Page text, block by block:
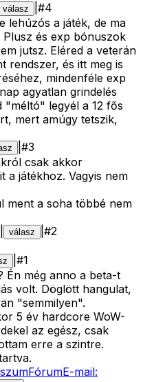
válasz #4
lehúzós a játék, de ma
és exp bónuszok
jutsz. Eléred a veterán
rendszer, és itt meg is
mindenféle exp
agyatlan grindelés
"méltó" legyél a 12 fős
mert amúgy tetszik,
#3
csak akkor
a játékhoz. Vagyis nem
ment a soha többé nem
válasz #2
#1
Én még anno a beta-t
volt. Döglött hangulat,
"semmilyen".
5 év hardcore WoW-
az egész, csak
erre a szintre.
FórumE-mail: